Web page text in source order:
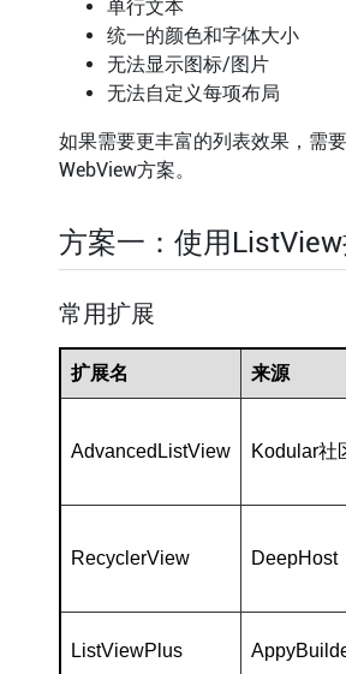
单行文本
统一的颜色和字体大小
无法显示图标/图片
无法自定义每项布局
如果需要更丰富的列表效果，需
WebView方案。
方案一：使用
常用扩展
扩展名 来源
AdvancedListView Kodular社
RecyclerView DeepHost
ListViewPlus